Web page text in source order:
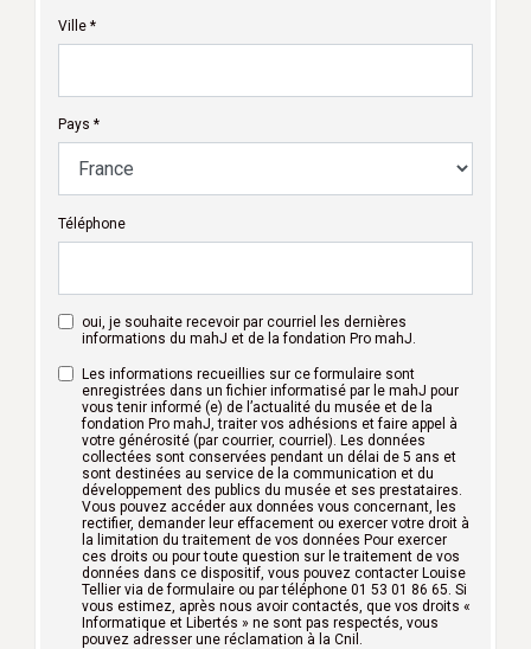
Ville *
Pays *
Téléphone
oui, je souhaite recevoir par courriel les dernières
informations du mahJ et de la fondation Pro mahJ.
Les informations recueillies sur ce formulaire sont
enregistrées dans un fichier informatisé par le mahJ pour
vous tenir informé (e) de l’actualité du musée et de la
fondation Pro mahJ, traiter vos adhésions et faire appel à
votre générosité (par courrier, courriel). Les données
collectées sont conservées pendant un délai de 5 ans et
sont destinées au service de la communication et du
développement des publics du musée et ses prestataires.
Vous pouvez accéder aux données vous concernant, les
rectifier, demander leur effacement ou exercer votre droit à
la limitation du traitement de vos données Pour exercer
ces droits ou pour toute question sur le traitement de vos
données dans ce dispositif, vous pouvez contacter Louise
Tellier via de formulaire ou par téléphone 01 53 01 86 65. Si
vous estimez, après nous avoir contactés, que vos droits «
Informatique et Libertés » ne sont pas respectés, vous
pouvez adresser une réclamation à la Cnil.